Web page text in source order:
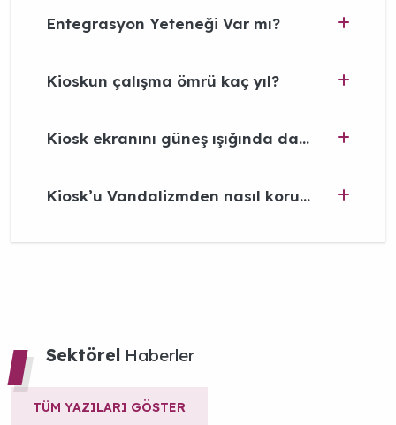
Entegrasyon Yeteneği Var mı?
Kioskun çalışma ömrü kaç yıl?
Kiosk ekranını güneş ışığında da görebilir miyim?
Kiosk’u Vandalizmden nasıl koruyorsunuz?
TÜM YAZILARI GÖSTER